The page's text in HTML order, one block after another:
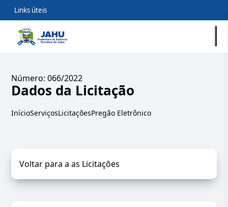
Links úteis
Número: 066/2022
Dados da Licitação
InícioServiçosLicitaçõesPregão Eletrônico
Voltar para a as Licitações